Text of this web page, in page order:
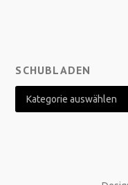
SCHUBLADEN